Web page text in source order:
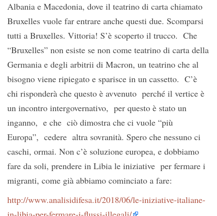
Albania e Macedonia, dove il teatrino di carta chiamato
Bruxelles vuole far entrare anche questi due. Scomparsi
tutti a Bruxelles. Vittoria! S’è scoperto il trucco. Che
“Bruxelles” non esiste se non come teatrino di carta della
Germania e degli arbitrii di Macron, un teatrino che al
bisogno viene ripiegato e sparisce in un cassetto. C’è
chi risponderà che questo è avvenuto perché il vertice è
un incontro intergovernativo, per questo è stato un
inganno, e che ciò dimostra che ci vuole “più
Europa”, cedere altra sovranità. Spero che nessuno ci
caschi, ormai. Non c’è soluzione europea, e dobbiamo
fare da soli, prendere in Libia le iniziative per fermare i
migranti, come già abbiamo cominciato a fare:
http://www.analisidifesa.it/2018/06/le-iniziative-italiane-